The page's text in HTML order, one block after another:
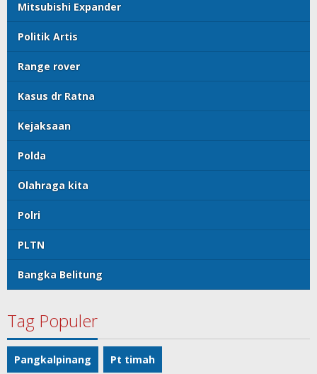
Mitsubishi Expander
Politik Artis
Range rover
Kasus dr Ratna
Kejaksaan
Polda
Olahraga kita
Polri
PLTN
Bangka Belitung
Tag Populer
Pangkalpinang Pt timah